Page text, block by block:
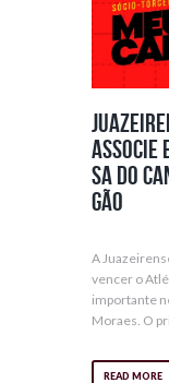
associe
sa do
gão
A
vencer o
importante
Moraes. O
READ MORE